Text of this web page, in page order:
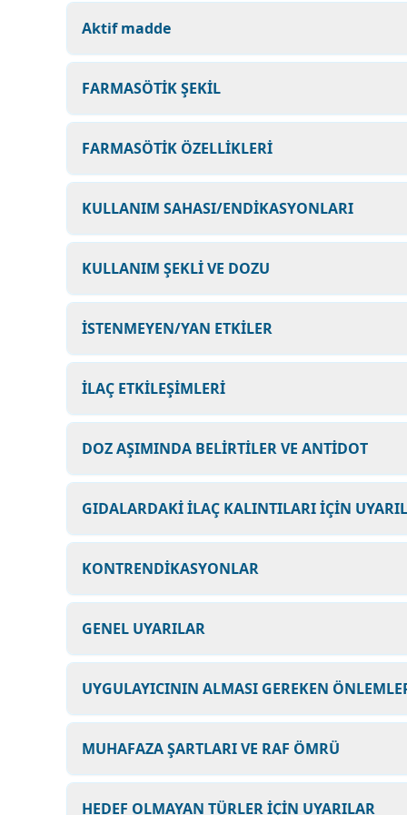
Aktif madde
FARMASÖTİK ŞEKİL
FARMASÖTİK ÖZELLİKLERİ
KULLANIM SAHASI/ENDİKASYONLARI
KULLANIM ŞEKLİ VE DOZU
İSTENMEYEN/YAN ETKİLER
İLAÇ ETKİLEŞİMLERİ
DOZ AŞIMINDA BELİRTİLER VE ANTİDOT
GIDALARDAKİ İLAÇ KALINTILARI İÇİN
KONTRENDİKASYONLAR
GENEL UYARILAR
UYGULAYICININ ALMASI GEREKEN
MUHAFAZA ŞARTLARI VE RAF ÖMRÜ
HEDEF OLMAYAN TÜRLER İÇİN UYARILAR